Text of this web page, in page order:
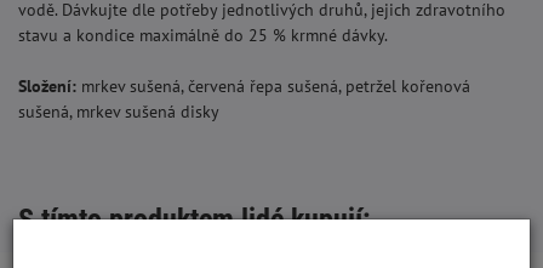
vodě. Dávkujte dle potřeby jednotlivých druhů, jejich zdravotního
stavu a kondice maximálně do 25 % krmné dávky.
Složení: mrkev sušená, červená řepa sušená, petržel kořenová
sušená, mrkev sušená disky
S tímto produktem lidé kupují: